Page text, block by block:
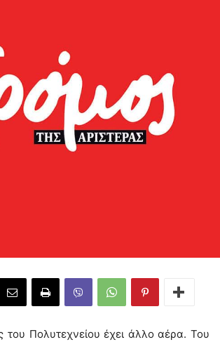
του Πολυτεχνείου έχει άλλο αέρα. Του